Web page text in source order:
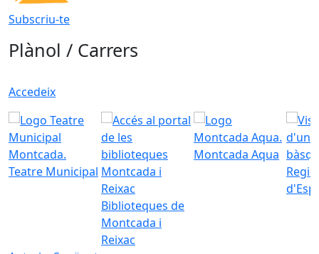
Subscriu-te
Plànol / Carrers
Accedeix
Teatre Municipal
Biblioteques de
Montcada i
Reixac
Montcada Aqua